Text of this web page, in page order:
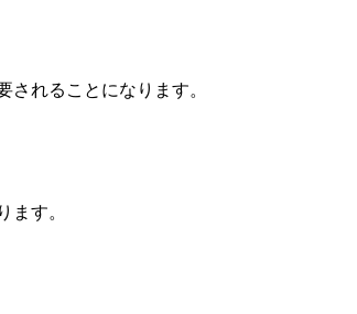
れることになります。
ます。